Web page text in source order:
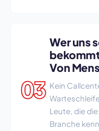
03
Wer uns
Von
Kein
Leute, die
Branche